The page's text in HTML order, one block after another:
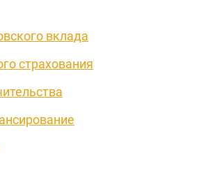
вклада
страхования